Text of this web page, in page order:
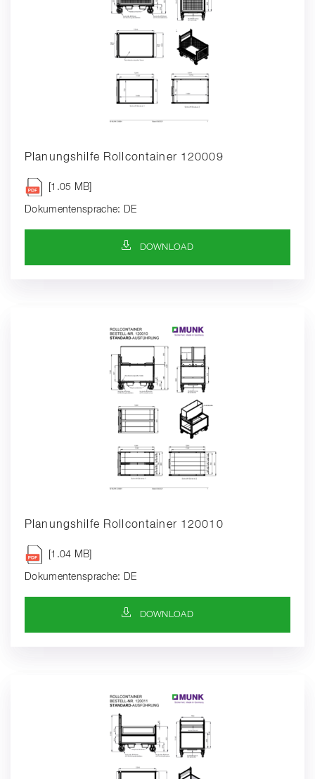
Planungshilfe Rollcontainer 120009
[1.05 MB]
Dokumentensprache: DE
DOWNLOAD-SYMBOL
DOWNLOAD
Planungshilfe Rollcontainer 120010
[1.04 MB]
Dokumentensprache: DE
DOWNLOAD-SYMBOL
DOWNLOAD